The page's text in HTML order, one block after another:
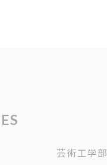
芸術工学部